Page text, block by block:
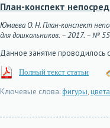
План-конспект
Юмаева О. Н. План-конспект
для дошкольников. – 2017. – №
Данное занятие проводилось
Полный текст статьи
Ключевые слова: фигуры,